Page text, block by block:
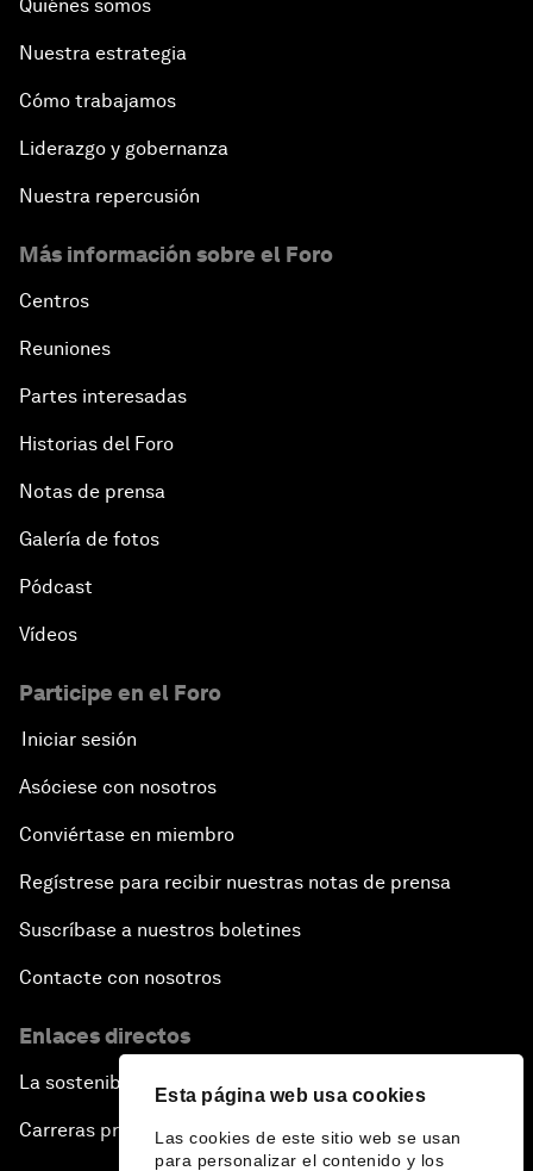
Esta página web usa cookies
Las cookies de este sitio web se usan
para personalizar el contenido y los
Quiénes somos
Nuestra estrategia
Cómo trabajamos
Liderazgo y gobernanza
Nuestra repercusión
Más información sobre el Foro
Centros
Reuniones
Partes interesadas
Historias del Foro
Notas de prensa
Galería de fotos
Pódcast
Vídeos
Participe en el Foro
Iniciar sesión
Asóciese con nosotros
Conviértase en miembro
Regístrese para recibir nuestras notas de prensa
Suscríbase a nuestros boletines
Contacte con nosotros
Enlaces directos
La sostenibilidad en el Foro
Carreras profesionales